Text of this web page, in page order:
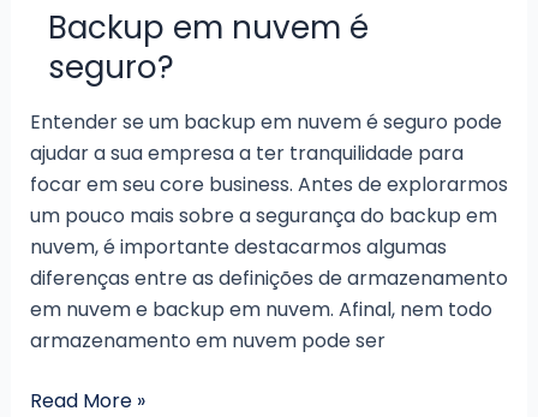
Backup em nuvem é
seguro?
Entender se um backup em nuvem é seguro pode
ajudar a sua empresa a ter tranquilidade para
focar em seu core business. Antes de explorarmos
um pouco mais sobre a segurança do backup em
nuvem, é importante destacarmos algumas
diferenças entre as definições de armazenamento
em nuvem e backup em nuvem. Afinal, nem todo
armazenamento em nuvem pode ser
Backup
Read More »